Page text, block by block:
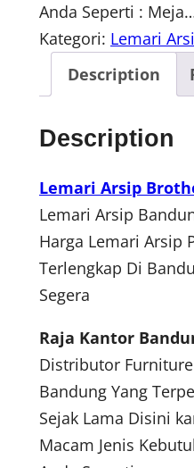
Anda Seperti :
Kategori: Lemari
Description
Description
Lemari Arsip
Lemari Arsip
Harga Lemari Arsip
Terlengkap Di
Segera
Raja Kantor
Distributor
Bandung Yang
Sejak Lama Disini
Macam Jenis